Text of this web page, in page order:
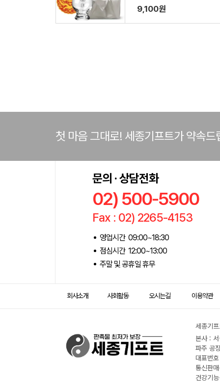
트잔 170ml (보자기 포장)
9,100원
첫 마음 그대로! 세종기프트가 약속드
문의 · 상담전화
02) 500-5900
Fax : 02) 2265-4153
영업시간 09:00~18:30
점심시간 12:00~13:00
주말 및 공휴일 휴무
회사소개 사회활동 오시는길 이용약관
세종기
본사 :
파주 공
대표번
통신판
건강기